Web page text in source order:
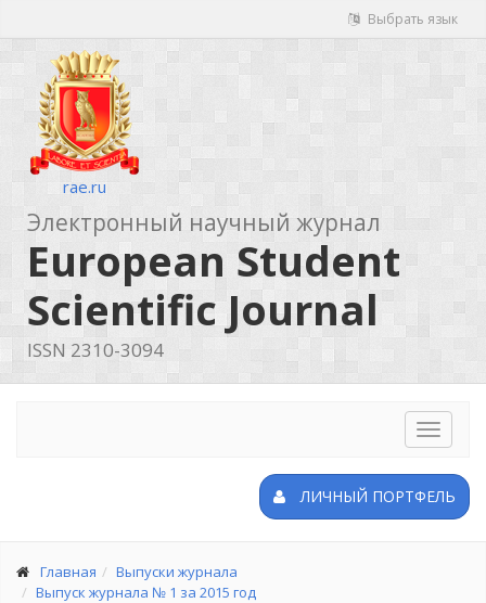
Выбрать язык
rae.ru
Электронный научный журнал
European Student
Scientific Journal
ISSN 2310-3094
Toggle
ЛИЧНЫЙ ПОРТФЕЛЬ
Главная
Выпуски журнала
Выпуск журнала № 1 за 2015 год